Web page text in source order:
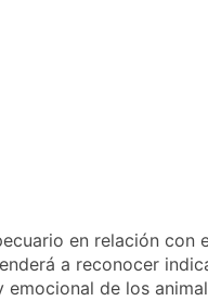
en relación con
a reconocer
de los